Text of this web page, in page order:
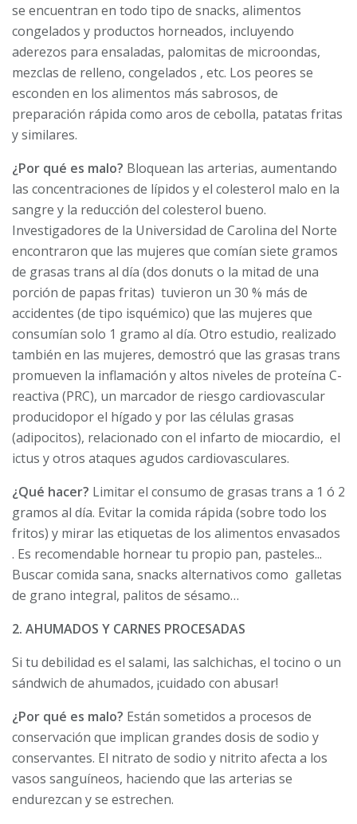
se encuentran en todo tipo de snacks, alimentos
congelados y productos horneados, incluyendo
aderezos para ensaladas, palomitas de microondas,
mezclas de relleno, congelados , etc. Los peores se
esconden en los alimentos más sabrosos, de
preparación rápida como aros de cebolla, patatas fritas
y similares.
¿Por qué es malo? Bloquean las arterias, aumentando
las concentraciones de lípidos y el colesterol malo en la
sangre y la reducción del colesterol bueno.
Investigadores de la Universidad de Carolina del Norte
encontraron que las mujeres que comían siete gramos
de grasas trans al día (dos donuts o la mitad de una
porción de papas fritas) tuvieron un 30 % más de
accidentes (de tipo isquémico) que las mujeres que
consumían solo 1 gramo al día. Otro estudio, realizado
también en las mujeres, demostró que las grasas trans
promueven la inflamación y altos niveles de proteína C-
reactiva (PRC), un marcador de riesgo cardiovascular
producidopor el hígado y por las células grasas
(adipocitos), relacionado con el infarto de miocardio, el
ictus y otros ataques agudos cardiovasculares.
¿Qué hacer? Limitar el consumo de grasas trans a 1 ó 2
gramos al día. Evitar la comida rápida (sobre todo los
fritos) y mirar las etiquetas de los alimentos envasados ​
. Es recomendable hornear tu propio pan, pasteles...
Buscar comida sana, snacks alternativos como galletas
de grano integral, palitos de sésamo…
2. AHUMADOS Y CARNES PROCESADAS
Si tu debilidad es el salami, las salchichas, el tocino o un
sándwich de ahumados, ¡cuidado con abusar!
¿Por qué es malo? Están sometidos a procesos de
conservación que implican grandes dosis de sodio y
conservantes. El nitrato de sodio y nitrito afecta a los
vasos sanguíneos, haciendo que las arterias se
endurezcan y se estrechen.